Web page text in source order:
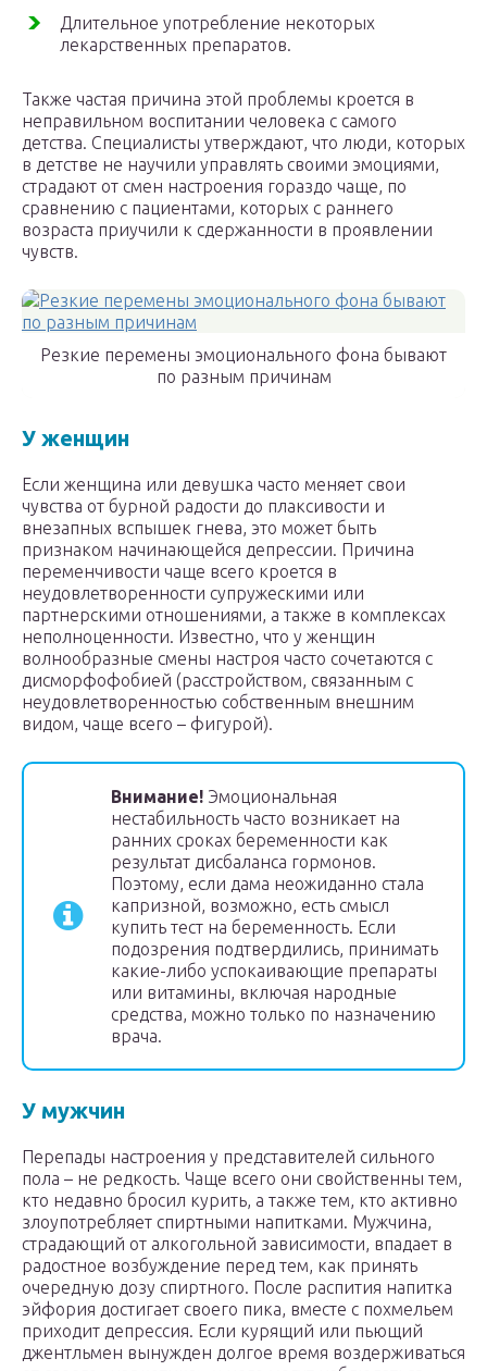
Длительное употребление некоторых
лекарственных препаратов.
Также частая причина этой проблемы кроется в
неправильном воспитании человека с самого
детства. Специалисты утверждают, что люди, которых
в детстве не научили управлять своими эмоциями,
страдают от смен настроения гораздо чаще, по
сравнению с пациентами, которых с раннего
возраста приучили к сдержанности в проявлении
чувств.
Резкие перемены эмоционального фона бывают
по разным причинам
У женщин
Если женщина или девушка часто меняет свои
чувства от бурной радости до плаксивости и
внезапных вспышек гнева, это может быть
признаком начинающейся депрессии. Причина
переменчивости чаще всего кроется в
неудовлетворенности супружескими или
партнерскими отношениями, а также в комплексах
неполноценности. Известно, что у женщин
волнообразные смены настроя часто сочетаются с
дисморфофобией (расстройством, связанным с
неудовлетворенностью собственным внешним
видом, чаще всего – фигурой).
Внимание! Эмоциональная
нестабильность часто возникает на
ранних сроках беременности как
результат дисбаланса гормонов.
Поэтому, если дама неожиданно стала
капризной, возможно, есть смысл
купить тест на беременность. Если
подозрения подтвердились, принимать
какие-либо успокаивающие препараты
или витамины, включая народные
средства, можно только по назначению
врача.
У мужчин
Перепады настроения у представителей сильного
пола – не редкость. Чаще всего они свойственны тем,
кто недавно бросил курить, а также тем, кто активно
злоупотребляет спиртными напитками. Мужчина,
страдающий от алкогольной зависимости, впадает в
радостное возбуждение перед тем, как принять
очередную дозу спиртного. После распития напитка
эйфория достигает своего пика, вместе с похмельем
приходит депрессия. Если курящий или пьющий
джентльмен вынужден долгое время воздерживаться